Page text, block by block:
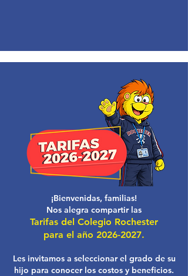
¡Bienvenidas, familias!
Nos alegra compartir las
Tarifas del Colegio Rochester
para el año 2026-2027.
Les invitamos a seleccionar el grado de su
hijo para conocer los costos y beneficios.